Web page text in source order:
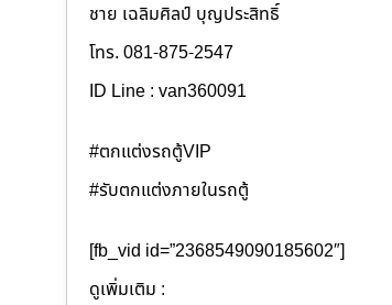
ชาย เฉลิมศิลป์ บุญประสิทธิ์
โทร. 081-875-2547
ID Line : van360091
#ตกแต่งรถตู้VIP
#รับตกแต่งภายในรถตู้
[fb_vid id=”2368549090185602″]
ดูเพิ่มเติม :